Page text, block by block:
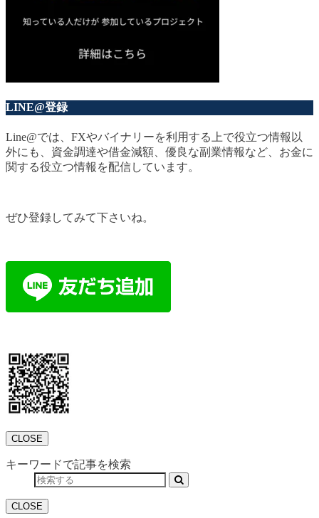
LINE@登録
Line@では、FXやバイナリーを利用する上で役立つ情報以
外にも、資金調達や借金減額、優良な副業情報など、お金に
関する役立つ情報を配信しています。
ぜひ登録してみて下さいね。
CLOSE
キーワードで記事を検索
CLOSE